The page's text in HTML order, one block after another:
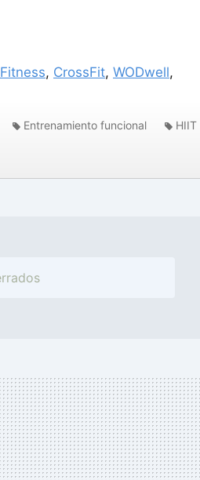
, CrossFit, WODwell,
Entrenamiento funcional HIIT